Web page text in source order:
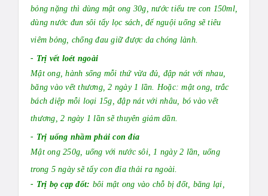
bỏng nặng thì dùng mật ong 30g, nước tiểu tre con 150ml,
dùng nước đun sôi tẩy lọc sách, để nguội uống sẽ tiêu
viêm bỏng, chống đau giữ được da chóng lành.
- Trị vết loét ngoài
Mật ong, hành sống mỗi thứ vừa đủ, đập nát với nhau,
băng vào vết thương, 2 ngày 1 lần. Hoặc: mật ong, trắc
bách diệp mỗi loại 15g, đập nát với nhâu, bó vào vết
thương, 2 ngày 1 lần sẽ thuyên giảm dần.
- Trị uống nhầm phải con đỉa
Mật ong 250g, uống với nước sôi, 1 ngày 2 lần, uống
trong 5 ngày sẽ tẩy con đỉa thải ra ngoài.
- Trị bọ cạp đốt: bôi mật ong vào chỗ bị đốt, băng lại,